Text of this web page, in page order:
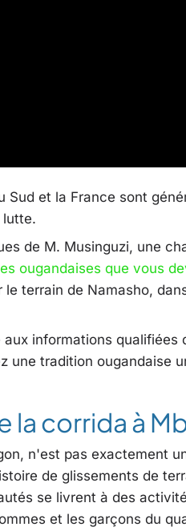
Sud et la France sont
lutte.
de M. Musinguzi, une
ougandaises que vous
terrain de Namasho,
informations qualifiées
une tradition ougandaise
la corrida à
n'est pas exactement
de glissements de
se livrent à des
et les garçons du